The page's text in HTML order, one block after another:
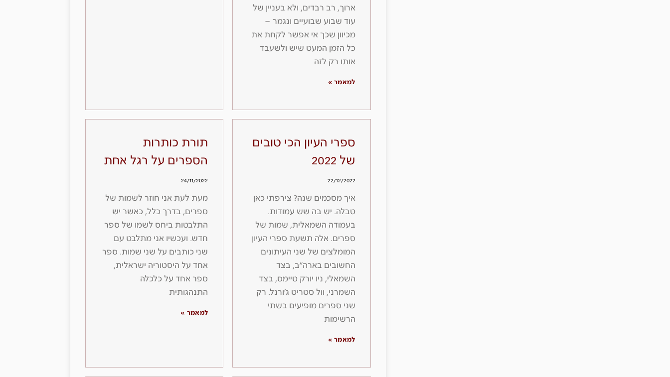
ארוך, רב רבדים, ולא בעניין של
עוד שבוע שבועיים ונגמר –
מכיוון שכך אי אפשר לקחת את
כל הזמן המעט שיש ולשעבד
אותו רק לזה
למאמר »
ספרי העיון הכי טובים
של 2022
22/12/2022
איך מסכמים שנה? צירפתי כאן
טבלה. יש בה שש עמודות.
בעמודה השמאלית, שמות של
ספרים. אלה תשעת ספרי העיון
המומלצים של שני העיתונים
החשובים בארה״ב, בצד
השמאלי, ניו יורק טיימס, בצד
השמרני, וול סטריט ג׳ורנל. רק
שני ספרים מופיעים בשתי
הרשימות
למאמר »
תורת כותרות
הספרים על רגל אחת
24/11/2022
מעת לעת אני חוזר לשמות של
ספרים, בדרך כלל, כאשר יש
התלבטות ביחס לשמו של ספר
חדש. ועכשיו אני מתלבט עם
שני כותבים על שני שמות. ספר
אחד על היסטוריה ישראלית,
ספר אחד על כלכלה
התנהגותית
למאמר »